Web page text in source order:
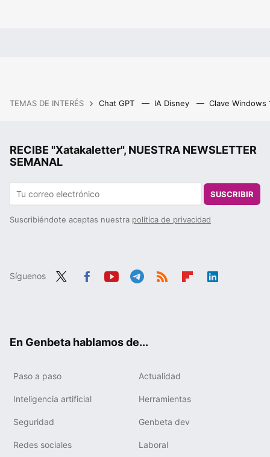
TEMAS DE INTERÉS Chat GPT IA Disney Clave Windows
RECIBE "Xatakaletter", NUESTRA NEWSLETTER
SEMANAL
SUSCRIBIR
Suscribiéndote aceptas nuestra política de privacidad
Síguenos
En Genbeta hablamos de...
Paso a paso Actualidad
Inteligencia artificial Herramientas
Seguridad Genbeta dev
Redes sociales Laboral